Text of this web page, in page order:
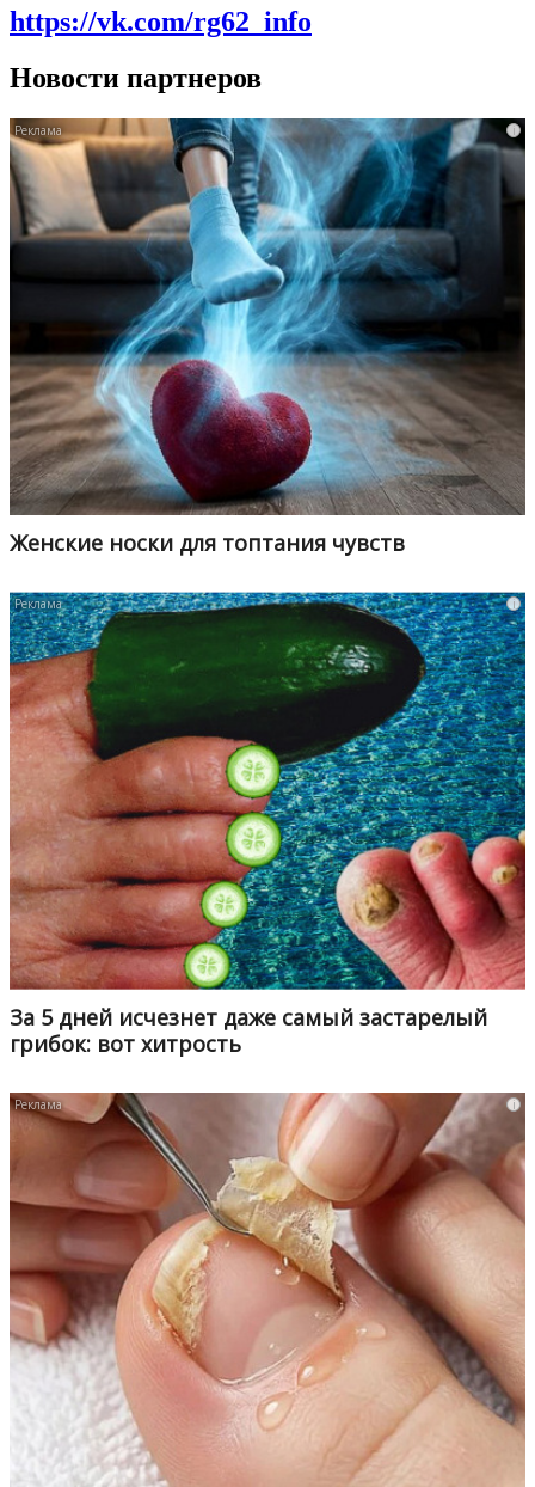
https://vk.com/rg62_info
Новости партнеров
i
Женские носки для топтания чувств
i
За 5 дней исчезнет даже самый застарелый
грибок: вот хитрость
i